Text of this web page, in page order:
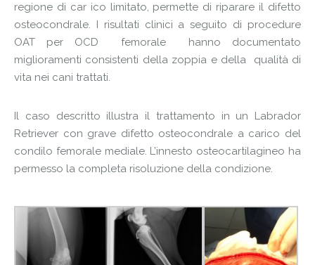
regione di car ico limitato, permette di riparare il difetto
osteocondrale. I risultati clinici a seguito di procedure
OAT per OCD femorale hanno documentato
miglioramenti consistenti della zoppia e della qualità di
vita nei cani trattati.
Il caso descritto illustra il trattamento in un Labrador
Retriever con grave difetto osteocondrale a carico del
condilo femorale mediale. L’innesto osteocartilagineo ha
permesso la completa risoluzione della condizione.